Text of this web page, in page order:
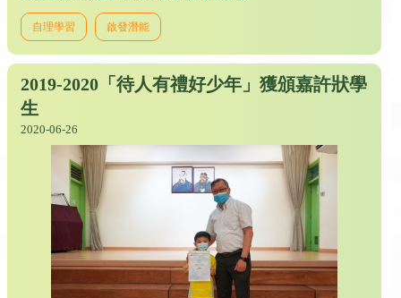
自理學習 啟發潛能
2019-2020「待人有禮好少年」獲頒嘉許狀學
生
2020-06-26